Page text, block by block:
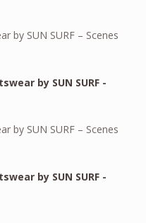
by SUN SURF – Scenes
by SUN SURF – Scenes